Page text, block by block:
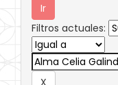
Filtros actuales: